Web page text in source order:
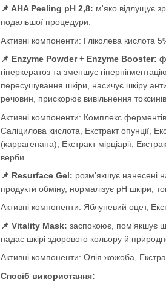
📌 AHA Peeling pH 2,8: м'яко відлущує
подальшої процедури.
Активні компоненти: Гліколева кислота
📌 Enzyme Powder + Enzyme Booster:
гіперкератоз та зменшує
пересушування шкіри, насичує шкіру
речовин, прискорює вивільнення
Активні компоненти: Комплекс
Саліцилова кислота, Екстракт опунції,
(каррагенана), Екстракт мірціарії,
верби.
📌 Resurface Gel: розм'якшує нанесені
продукти обміну, нормалізує рН шкіри,
Активні компоненти: Яблуневий оцет,
📌 Vitality Mask: заспокоює, пом’якшує
надає шкірі здорового кольору й
Активні компоненти: Олія жожоба,
Спосіб використання: